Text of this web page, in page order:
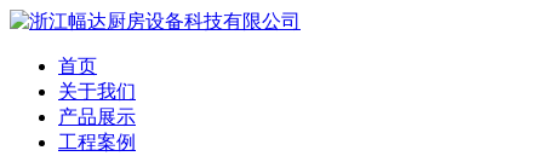
首页
关于我们
产品展示
工程案例